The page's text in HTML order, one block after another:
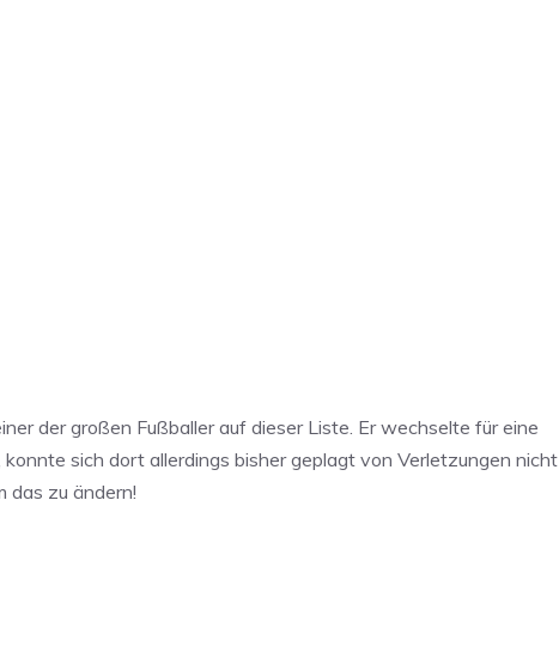
Sie, dass dabei Daten an
der großen Fußballer auf dieser Liste. Er wechselte für eine
sich dort allerdings bisher geplagt von Verletzungen nicht
das zu ändern!